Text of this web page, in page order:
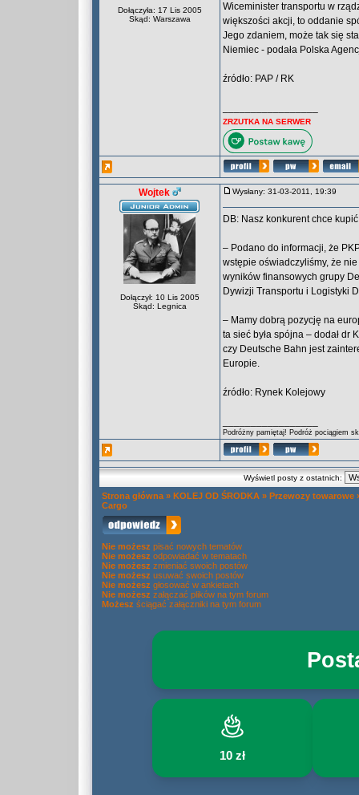
Dołączyła: 17 Lis 2005
Skąd: Warszawa
Wiceminister transportu w
większości akcji, to oddanie
Jego zdaniem, może tak się
Niemiec - podała Polska
źródło: PAP / RK
ZRZUTKA NA SERWER
Wojtek
Dołączył: 10 Lis 2005
Skąd: Legnica
Wysłany: 31-03-2011, 19:39
DB: Nasz konkurent chce
– Podano do informacji, że
wstępie oświadczyliśmy, że
wyników finansowych grupy
Dywizji Transportu i Logistyki
– Mamy dobrą pozycję na
ta sieć była spójna – dodał
czy Deutsche Bahn jest
Europie.
źródło: Rynek Kolejowy
Podróżny pamiętaj! Podróż pociągiem
Wyświetl posty z ostatnich:
Strona główna » KOLEJ OD ŚRODKA » Przewozy towarowe
Cargo
Nie możesz pisać nowych tematów
Nie możesz odpowiadać w tematach
Nie możesz zmieniać swoich postów
Nie możesz usuwać swoich postów
Nie możesz głosować w ankietach
Nie możesz załączać plików na tym forum
Możesz ściągać załączniki na tym forum
10 zł